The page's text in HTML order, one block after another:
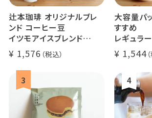
辻本珈琲 オリジナルブレ
ンド コーヒー豆
イツモアイスブレンド
500g
アイスコーヒーにオススメ
大容量 毎日のコーヒーに
業務用 水出
煎りたて 新鮮コーヒー豆
自家焙煎
1,576
大容量パ
すすめ
レギュラ
イツモブ
1,544